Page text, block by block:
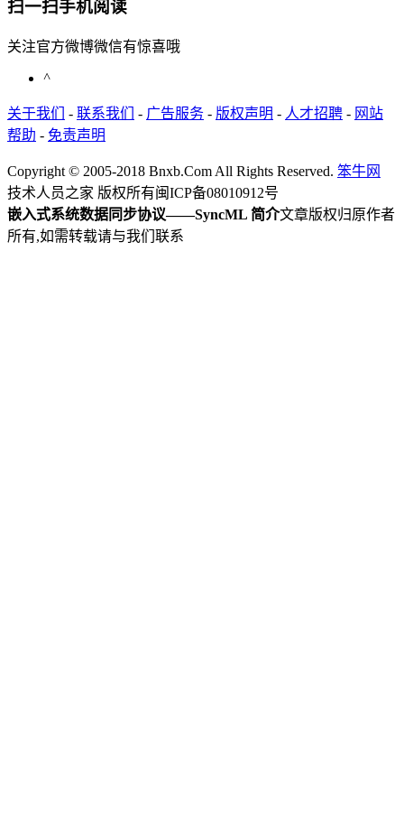
扫一扫手机阅读
关注官方微博微信有惊喜哦
^
关于我们 - 联系我们 - 广告服务 - 版权声明 - 人才招聘 - 网站
帮助 - 免责声明
Copyright © 2005-2018 Bnxb.Com All Rights Reserved. 笨牛网
技术人员之家 版权所有闽ICP备08010912号
嵌入式系统数据同步协议——SyncML 简介文章版权归原作者
所有,如需转载请与我们联系